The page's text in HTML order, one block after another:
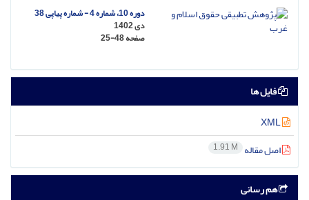
دوره 10، شماره 4 - شماره پیاپی 38
دی 1402
صفحه25-48
فایل ها
اصل مقاله 1.91 M
هم رسانی